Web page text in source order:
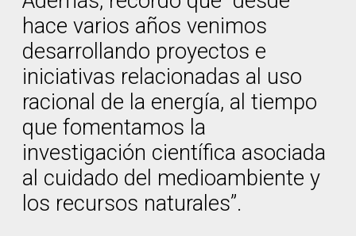
hace varios años venimos
desarrollando proyectos e
iniciativas relacionadas al uso
racional de la energía, al tiempo
que fomentamos la
investigación científica asociada
al cuidado del medioambiente y
los recursos naturales”.